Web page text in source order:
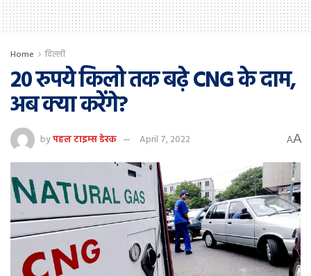
Home दिल्ली
20 रुपये किलो तक बढ़े CNG के दाम,
अब क्या करेंगे?
byपहल टाइम्स डेस्क April 7, 2022 AA